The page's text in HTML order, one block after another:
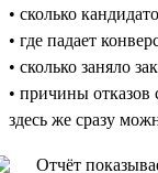
• сколько
• где падает
• сколько заняло
• причины
здесь же сразу